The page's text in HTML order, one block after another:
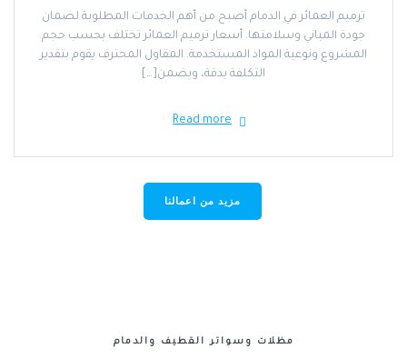
ترميم العمائر في الدمام أصبح من أهم الخدمات المطلوبة لضمان
جودة المباني وسلامتها. أسعار ترميم العمائر تختلف بحسب حجم
المشروع ونوعية المواد المستخدمة. المقاول المحترف يقوم بتقدير
التكلفة بدقة، ويضمن[…]
Read more
مزيد من اعمالنا
مظلات وسواتر القطيف والدمام